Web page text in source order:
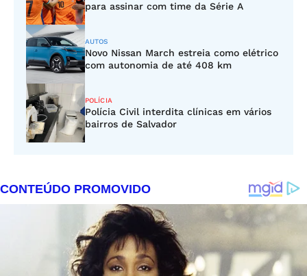
para assinar com time da Série A
AUTOS
Novo Nissan March estreia como elétrico
com autonomia de até 408 km
POLÍCIA
Polícia Civil interdita clínicas em vários
bairros de Salvador